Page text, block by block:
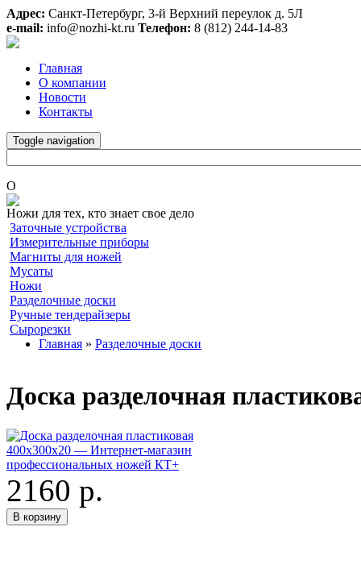
Адрес: Санкт-Петербург, 3-й Верхний переулок д. 5Л
e-mail: info@nozhi-kt.ru Телефон: 8 (812) 244-14-83
Главная
О компании
Новости
Контакты
Toggle navigation
O
Ножи для тех, кто знает свое дело
Заточные устройства
Измерительные приборы
Магниты для ножей
Мусаты
Ножи
Разделочные доски
Ручные тендерайзеры
Сырорезки
Главная » Разделочные доски
Доска разделочная
2160 р.